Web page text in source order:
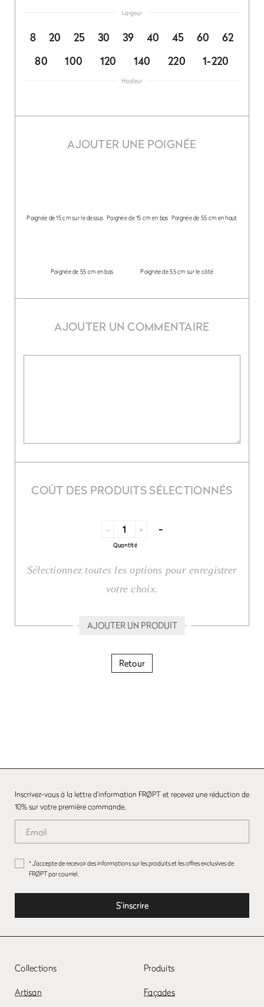
Largeur
8 20 25 30 39 40 45 60
62
80
100 120 140 220 1-220
Hauteur
AJOUTER UNE POIGNÉE
Poignée de 15 cm sur le dessus Poignée de 15 cm en bas Poignée de 55 cm en haut
Poignée de 55 cm en bas Poignée de 55 cm sur le côté
AJOUTER UN COMMENTAIRE
COÛT DES PRODUITS SÉLECTIONNÉS
-
Quantité
+ -
Sélectionnez toutes les options pour enregistrer
votre choix.
AJOUTER UN PRODUIT
Retour
Inscrivez-vous à la lettre d’information FRØPT et recevez une réduction de
10% sur votre première commande.
* J’accepte de recevoir des informations sur les produits et les offres exclusives de
FRØPT par courriel.
Collections
Artisan
Produits
Façades